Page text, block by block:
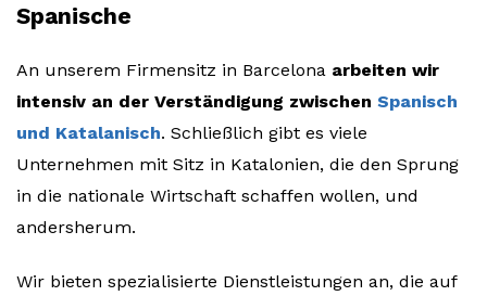
Spanische
An unserem Firmensitz in Barcelona arbeiten wir
intensiv an der Verständigung zwischen Spanisch
und Katalanisch. Schließlich gibt es viele
Unternehmen mit Sitz in Katalonien, die den Sprung
in die nationale Wirtschaft schaffen wollen, und
andersherum.
Wir bieten spezialisierte Dienstleistungen an, die auf